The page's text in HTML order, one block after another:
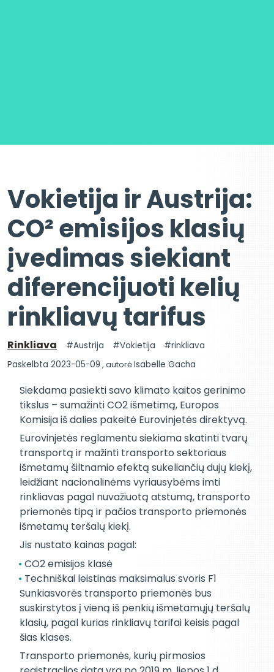
Vokietija ir Austrija:
CO² emisijos klasių
įvedimas siekiant
diferencijuoti kelių
rinkliavų tarifus
Rinkliava Austrija Vokietija
rinkliava
Paskelbta 2023-05-09 , autorėIsabelle Gacha
Siekdama pasiekti savo klimato kaitos gerinimo
tikslus – sumažinti CO2 išmetimą, Europos
Komisija iš dalies pakeitė Eurovinjetės direktyvą.
Eurovinjetės reglamentu siekiama skatinti tvarų
transportą ir mažinti transporto sektoriaus
išmetamų šiltnamio efektą sukeliančių dujų kiekį,
leidžiant nacionalinėms vyriausybėms imti
rinkliavas pagal nuvažiuotą atstumą, transporto
priemonės tipą ir pačios transporto priemonės
išmetamų teršalų kiekį.
Jis nustato kainas pagal:
CO2 emisijos klasė
Techniškai leistinas maksimalus svoris F1
Sunkiasvorės transporto priemonės bus
suskirstytos į vieną iš penkių išmetamųjų teršalų
klasių, pagal kurias rinkliavų tarifai keisis pagal
šias klases.
Transporto priemonės, kurių pirmosios